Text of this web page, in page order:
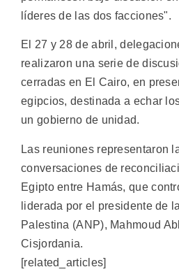
líderes de las dos facciones".
El 27 y 28 de abril,
realizaron una serie de
cerradas en El Cairo, en
egipcios, destinada a echar
un gobierno de unidad.
Las reuniones representaron
conversaciones de
Egipto entre Hamás, que
liderada por el presidente de
Palestina (ANP), Mahmoud
Cisjordania.
[related_articles]